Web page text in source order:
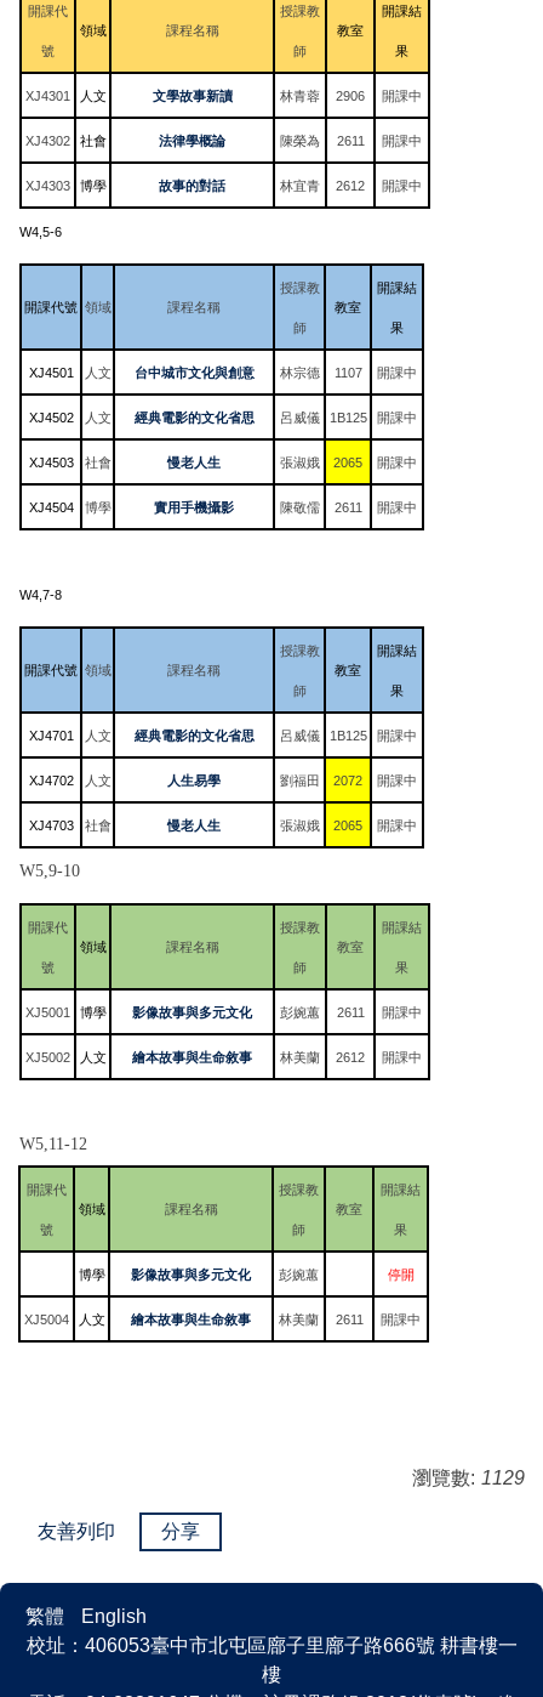
開課代
號
領域 課程名稱
授課教
師
教室
開課結
果
XJ4301 人文 文學故事新讀 林青蓉 2906 開課中
XJ4302 社會 法律學概論 陳榮為 2611 開課中
XJ4303 博學 故事的對話 林宜青 2612 開課中
W4,5-6
開課代號 領域 課程名稱
授課教
師
教室
開課結
果
XJ4501 人文 台中城市文化與創意 林宗德 1107 開課中
XJ4502 人文 經典電影的文化省思 呂威儀 1B125 開課中
XJ4503 社會 慢老人生 張淑娥 2065 開課中
XJ4504 博學 實用手機攝影 陳敬儒 2611 開課中
W4,7-8
開課代號 領域 課程名稱
授課教
師
教室
開課結
果
XJ4701 人文 經典電影的文化省思 呂威儀 1B125 開課中
XJ4702 人文 人生易學 劉福田 2072 開課中
XJ4703 社會 慢老人生 張淑娥 2065 開課中
W5,9-10
開課代
號
領域 課程名稱
授課教
師
教室
開課結
果
XJ5001 博學 影像故事與多元文化 彭婉蕙 2611 開課中
XJ5002 人文 繪本故事與生命敘事 林美蘭 2612 開課中
W5,11-12
開課代
號
領域 課程名稱
授課教
師
教室
開課結
果
博學 影像故事與多元文化 彭婉蕙 停開
XJ5004 人文 繪本故事與生命敘事 林美蘭 2611 開課中
瀏覽數: 1129
友善列印 分享
繁體
English
校址：406053臺中市北屯區廍子里廍子路666號 耕書樓一
樓